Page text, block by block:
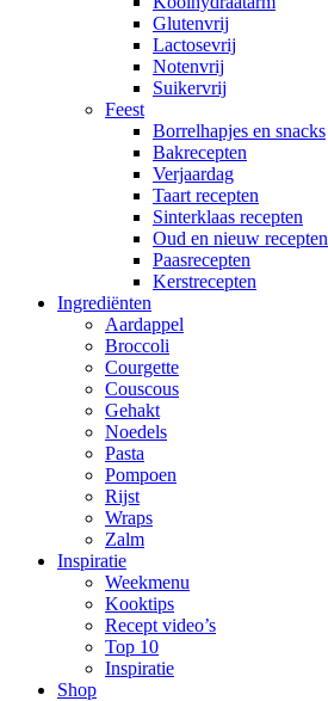
Glutenvrij
Lactosevrij
Notenvrij
Suikervrij
Feest
Borrelhapjes en snacks
Bakrecepten
Verjaardag
Taart recepten
Sinterklaas recepten
Oud en nieuw recepten
Paasrecepten
Kerstrecepten
Ingrediënten
Aardappel
Broccoli
Courgette
Couscous
Gehakt
Noedels
Pasta
Pompoen
Rijst
Wraps
Zalm
Inspiratie
Weekmenu
Kooktips
Recept video’s
Top 10
Inspiratie
Shop